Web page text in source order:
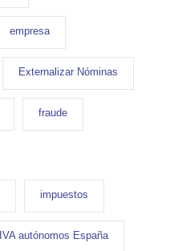
empresa
Externalizar Nóminas
fraude
impuestos
IVA autónomos España